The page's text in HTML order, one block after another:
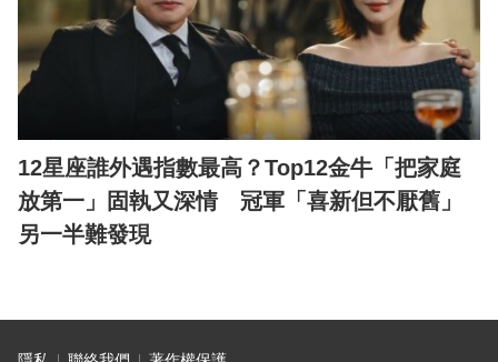
12星座誰外遇指數最高？Top12金牛「把家庭
放第一」固執又深情 冠軍「喜新但不厭舊」
另一半難發現